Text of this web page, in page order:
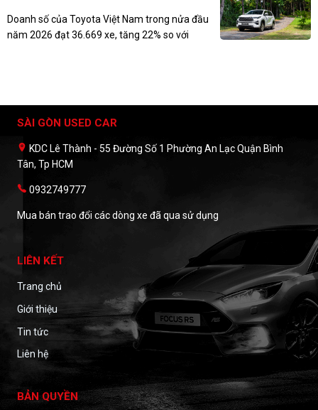
Doanh số của Toyota Việt Nam trong nửa đầu
năm 2026 đạt 36.669 xe, tăng 22% so với
SÀI GÒN USED CAR
KDC Lê Thành - 55 Đường Số 1 Phường An Lạc Quận Bình
Tân, Tp HCM
0932749777
Mua bán trao đổi các dòng xe đã qua sử dụng
LIÊN KẾT
Trang chủ
Giới thiệu
Tin tức
Liên hệ
BẢN QUYỀN